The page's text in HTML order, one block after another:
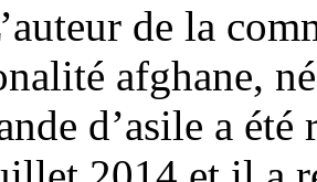
de la
afghane,
d’asile a